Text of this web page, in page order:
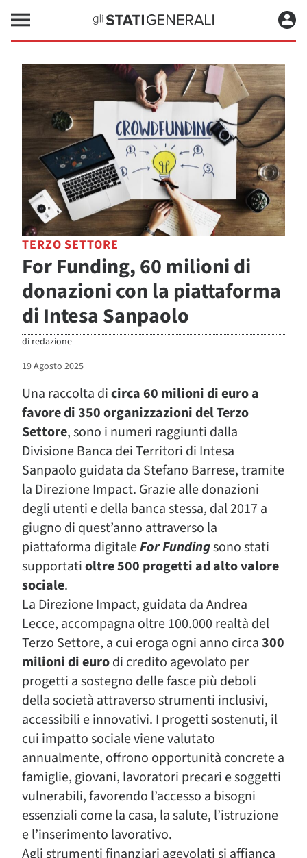
TERZO SETTORE
For Funding, 60 milioni di
donazioni con la piattaforma
di Intesa Sanpaolo
di redazione
19 Agosto 2025
Una raccolta dicirca 60 milioni di euro a
favore di 350 organizzazioni del Terzo
Settore, sono i numeri raggiunti dalla
Divisione Banca dei Territori di Intesa
Sanpaolo guidata da Stefano Barrese, tramite
la Direzione Impact. Grazie alle donazioni
degli utenti e della banca stessa, dal 2017 a
giugno di quest’anno attraverso la
piattaforma digitaleFor Fundingsono stati
supportatioltre 500 progetti ad alto valore
sociale.
La Direzione Impact, guidata da Andrea
Lecce, accompagna oltre 100.000 realtà del
Terzo Settore, a cui eroga ogni anno circa300
milioni di eurodi credito agevolato per
progetti a sostegno delle fasce più deboli
della società attraverso strumenti inclusivi,
accessibili e innovativi. I progetti sostenuti, il
cui impatto sociale viene valutato
annualmente, offrono opportunità concrete a
famiglie, giovani, lavoratori precari e soggetti
vulnerabili, favorendo l’accesso a bisogni
essenziali come la casa, la salute, l’istruzione
e l’inserimento lavorativo.